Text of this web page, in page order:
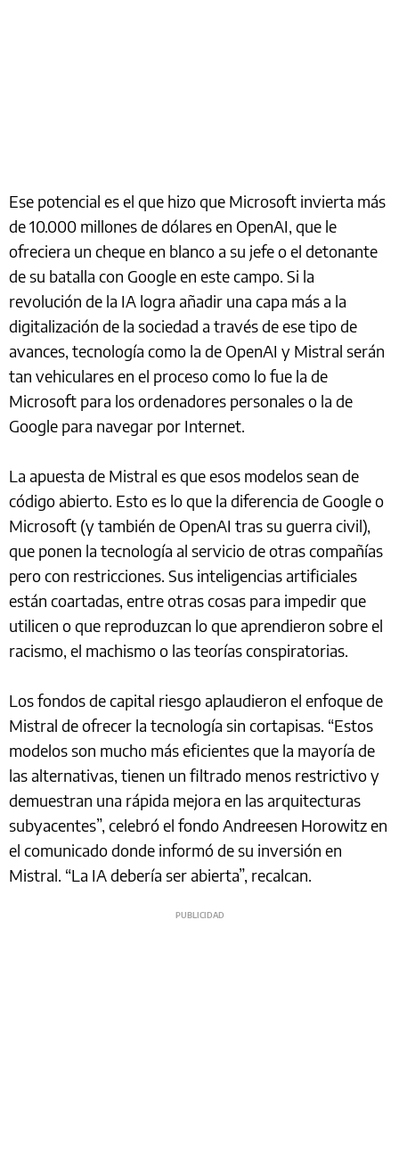
Ese potencial es el que hizo que Microsoft invierta más
de 10.000 millones de dólares en OpenAI, que le
ofreciera un cheque en blanco a su jefe o el detonante
de su batalla con Google en este campo. Si la
revolución de la IA logra añadir una capa más a la
digitalización de la sociedad a través de ese tipo de
avances, tecnología como la de OpenAI y Mistral serán
tan vehiculares en el proceso como lo fue la de
Microsoft para los ordenadores personales o la de
Google para navegar por Internet.
La apuesta de Mistral es que esos modelos sean de
código abierto. Esto es lo que la diferencia de Google o
Microsoft (y también de OpenAI tras su guerra civil),
que ponen la tecnología al servicio de otras compañías
pero con restricciones. Sus inteligencias artificiales
están coartadas, entre otras cosas para impedir que
utilicen o que reproduzcan lo que aprendieron sobre el
racismo, el machismo o las teorías conspiratorias.
Los fondos de capital riesgo aplaudieron el enfoque de
Mistral de ofrecer la tecnología sin cortapisas. “Estos
modelos son mucho más eficientes que la mayoría de
las alternativas, tienen un filtrado menos restrictivo y
demuestran una rápida mejora en las arquitecturas
subyacentes”, celebró el fondo Andreesen Horowitz en
el comunicado donde informó de su inversión en
Mistral. “La IA debería ser abierta”, recalcan.